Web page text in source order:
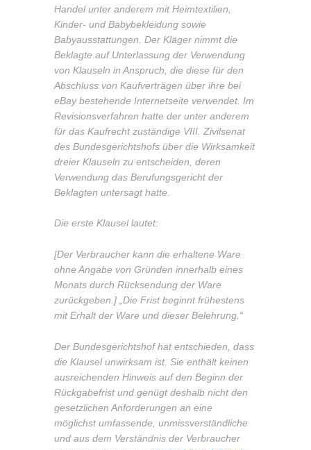
Handel unter anderem mit Heimtextilien,
Kinder- und Babybekleidung sowie
Babyausstattungen. Der Kläger nimmt die
Beklagte auf Unterlassung der Verwendung
von Klauseln in Anspruch, die diese für den
Abschluss von Kaufverträgen über ihre bei
eBay bestehende Internetseite verwendet. Im
Revisionsverfahren hatte der unter anderem
für das Kaufrecht zuständige VIII. Zivilsenat
des Bundesgerichtshofs über die Wirksamkeit
dreier Klauseln zu entscheiden, deren
Verwendung das Berufungsgericht der
Beklagten untersagt hatte.
Die erste Klausel lautet:
[Der Verbraucher kann die erhaltene Ware
ohne Angabe von Gründen innerhalb eines
Monats durch Rücksendung der Ware
zurückgeben.] „Die Frist beginnt frühestens
mit Erhalt der Ware und dieser Belehrung.“
Der Bundesgerichtshof hat entschieden, dass
die Klausel unwirksam ist. Sie enthält keinen
ausreichenden Hinweis auf den Beginn der
Rückgabefrist und genügt deshalb nicht den
gesetzlichen Anforderungen an eine
möglichst umfassende, unmissverständliche
und aus dem Verständnis der Verbraucher